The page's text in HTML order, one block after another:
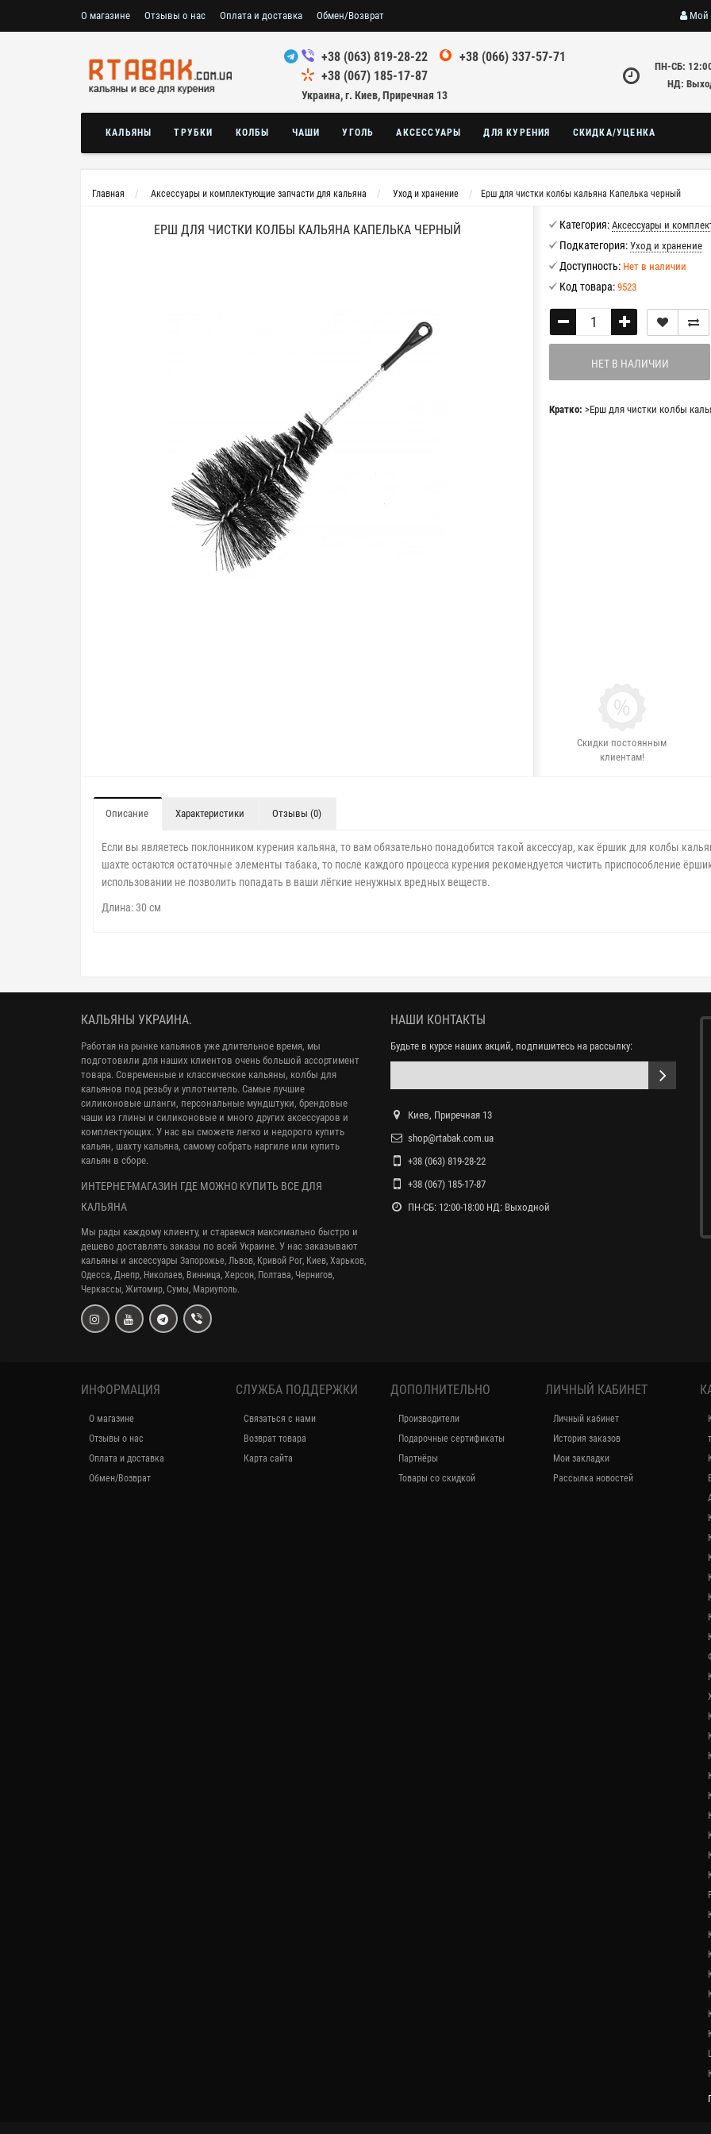
О магазине Отзывы о нас Оплата и доставка Обмен/Возврат Мой
+38 (063) 819-28-22
+38 (066) 337-57-71
+38 (067) 185-17-87
Украина, г. Киев, Приречная 13
ПН-СБ:
НД:
КАЛЬЯНЫ ТРУБКИ КОЛБЫ ЧАШИ УГОЛЬ АКСЕССУАРЫ ДЛЯ КУРЕНИЯ СКИДКА/УЦЕНКА
Главная Аксессуары и комплектующие запчасти для кальяна Уход и хранение Ерш для чистки колбы кальяна Капелька черный
ЕРШ ДЛЯ ЧИСТКИ КОЛБЫ КАЛЬЯНА КАПЕЛЬКА ЧЕРНЫЙ Категория: Аксессуары и
Подкатегория: Уход и хранение
Доступность: Нет в наличии
Код товара: 9523
НЕТ В НАЛИЧИИ
Кратко: >Ерш для чистки колбы
Скидки постоянным
клиентам!
Описание Характеристики Отзывы (0)
Если вы являетесь поклонником курения кальяна, то вам обязательно понадобится такой аксессуар, как ёршик для колбы
шахте остаются остаточные элементы табака, то после каждого процесса курения рекомендуется чистить приспособление
использовании не позволить попадать в ваши лёгкие ненужных вредных веществ.
Длина: 30 см
КАЛЬЯНЫ УКРАИНА.
Работая на рынке кальянов уже длительное время, мы
подготовили для наших клиентов очень большой ассортимент
товара. Современные и классические кальяны, колбы для
кальянов под резьбу и уплотнитель. Самые лучшие
силиконовые шланги, персональные мундштуки, брендовые
чаши из глины и силиконовые и много других аксессуаров и
комплектующих. У нас вы сможете легко и недорого купить
кальян, шахту кальяна, самому собрать наргиле или купить
кальян в сборе.
ИНТЕРНЕТ-МАГАЗИН ГДЕ МОЖНО КУПИТЬ ВСЕ ДЛЯ
КАЛЬЯНА
Мы рады каждому клиенту, и стараемся максимально быстро и
дешево доставлять заказы по всей Украине. У нас заказывают
кальяны и аксессуары Запорожье, Львов, Кривой Рог, Киев, Харьков,
Одесса, Днепр, Николаев, Винница, Херсон, Полтава, Чернигов,
Черкассы, Житомир, Сумы, Мариуполь.
НАШИ КОНТАКТЫ
Будьте в курсе наших акций, подпишитесь на рассылку:
Киев, Приречная 13
shop@rtabak.com.ua
+38 (063) 819-28-22
+38 (067) 185-17-87
ПН-СБ: 12:00-18:00 НД: Выходной
ИНФОРМАЦИЯ
О магазине
Отзывы о нас
Оплата и доставка
Обмен/Возврат
СЛУЖБА ПОДДЕРЖКИ
Связаться с нами
Возврат товара
Карта сайта
ДОПОЛНИТЕЛЬНО
Производители
Подарочные сертификаты
Партнёры
Товары со скидкой
ЛИЧНЫЙ КАБИНЕТ
Личный кабинет
История заказов
Мои закладки
Рассылка новостей